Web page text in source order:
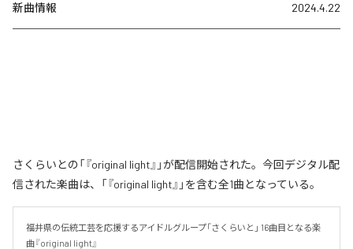
新曲情報 2024.4.22
さくらいとの「『original light』」が配信開始された。今回デジタル配
信された楽曲は、「『original light』」を含む全1曲となっている。
福井県の伝統工芸を応援するアイドルグループ「さくらいと」 16曲目となる楽
曲『original light』